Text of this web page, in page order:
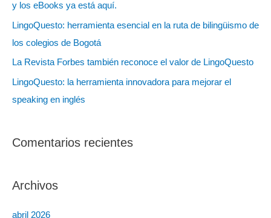
y los eBooks ya está aquí.
LingoQuesto: herramienta esencial en la ruta de bilingüismo de
los colegios de Bogotá
La Revista Forbes también reconoce el valor de LingoQuesto
LingoQuesto: la herramienta innovadora para mejorar el
speaking en inglés
Comentarios recientes
Archivos
abril 2026